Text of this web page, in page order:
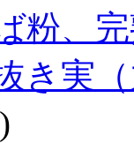
粉、
き実